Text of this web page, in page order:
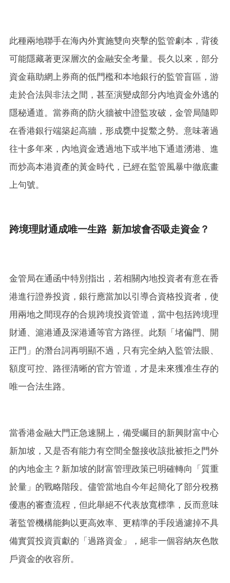
此種兩地聯手在海內外實施雙向夾擊的監管劇本，背後
可能隱藏著更深層次的金融安全考量。長久以來，部分
資金藉助網上券商的低門檻和本地銀行的監管盲區，游
走於合法與非法之間，甚至演變成部分內地資金外逃的
隱秘通道。當券商的防火牆被中證監攻破，金管局隨即
在香港銀行端築起高牆，形成甕中捉鱉之勢。意味著過
往十多年來，內地資金透過地下或半地下通道湧港、進
而炒高本港資產的黃金時代，已經在監管風暴中徹底畫
上句號。
跨境理財通成唯一生路 新加坡會否吸走資金？
金管局在通函中特別指出，若相關內地投資者有意在香
港進行證券投資，銀行應當加以引導合資格投資者，使
用兩地之間現存的合規跨境投資管道，當中包括跨境理
財通、滬港通及深港通等官方路徑。此類「堵偏門、開
正門」的潛台詞再明顯不過，只有完全納入監管法眼、
額度可控、路徑清晰的官方管道，才是未來獲准生存的
唯一合法生路。
當香港金融大門正急速關上，備受矚目的新興財富中心
新加坡，又是否有能力有空間全盤接收該批被拒之門外
的內地金主？新加坡的財富管理政策已明確轉向「質重
於量」的戰略階段。儘管當地自今年起簡化了部分稅務
優惠的審查流程，但此舉絕不代表放寬標準，反而意味
著監管機構能夠以更高效率、更精準的手段過濾掉不具
備實質投資貢獻的「過路資金」，絕非一個容納灰色散
戶資金的收容所。